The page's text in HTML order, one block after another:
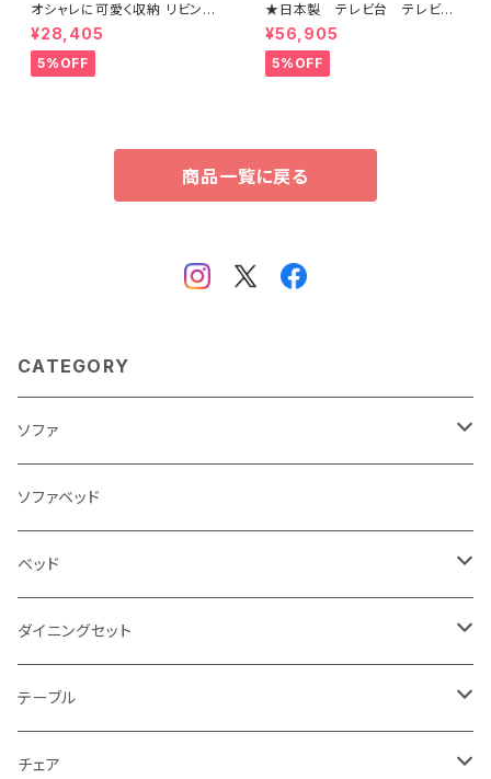
オシャレに可愛く収納 リビング
用ハイチェスト 6段 幅60cm 天
然木（桐）日本製｜petora-ペト
ラ- SH-08-PTR60
¥28,405
5%OFF
★日本製 テレビ台 テレビボ
ード 270cm幅 【BARS-バ
ース-】 SH-24-BR270
¥56,905
5%OFF
商品一覧に戻る
CATEGORY
ソファ
3人掛け
2.5人掛け
2人掛け
1人掛け
カウチソファ
ソファベッド
ベッド
シングルサイズ以下（フレームのみ）
セミダブルサイズ（フレームのみ）
ダブルサイズ（フレームのみ）
ダイニングセット
ダイニング3点セット以下
ダイニング4点セット
テーブル
センターテーブル
チェア